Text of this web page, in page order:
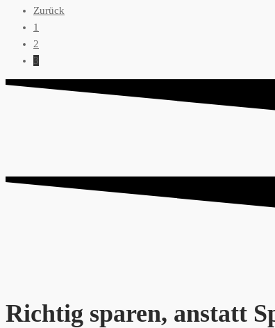
Zurück
1
2
3
Richtig sparen, anstatt